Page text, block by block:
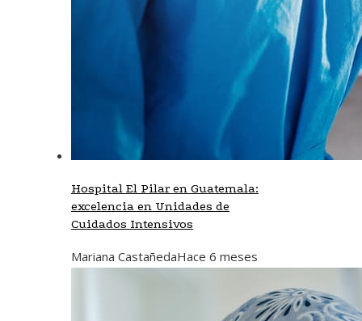
Hospital El Pilar en Guatemala:
excelencia en Unidades de
Cuidados Intensivos
Mariana CastañedaHace 6 meses